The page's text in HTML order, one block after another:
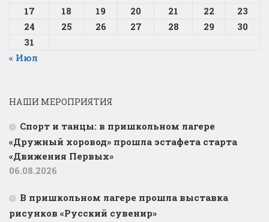
17
18 19 20 21 22
23
24
25 26 27 28 29
30
31
« Июл
НАШИ МЕРОПРИЯТИЯ
Спорт и танцы: в пришкольном лагере
«Дружный хоровод» прошла эстафета старта
«Движения Первых»
06.08.2026
В пришкольном лагере прошла выставка
рисунков «Русский сувенир»